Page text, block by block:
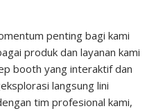
penting bagi kami
produk dan layanan kami
booth yang interaktif dan
langsung lini
tim profesional kami,